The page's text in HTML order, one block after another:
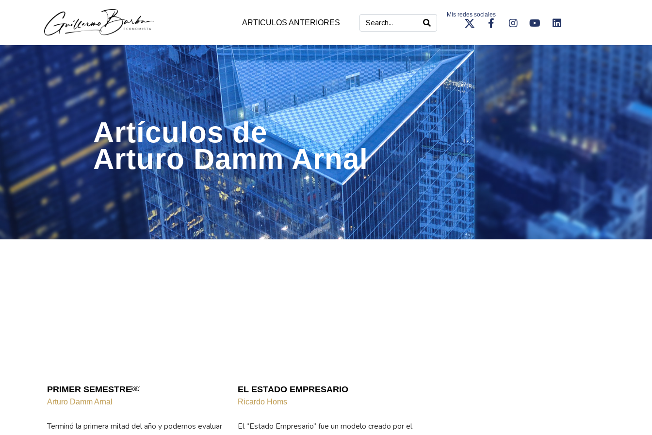
ARTICULOS ANTERIORES
Mis redes sociales
Artículos de
Arturo Damm Arnal
PRIMER SEMESTRE￼
Arturo Damm Arnal
Terminó la primera mitad del año y podemos evaluar
EL ESTADO EMPRESARIO
Ricardo Homs
El “Estado Empresario” fue un modelo creado por el